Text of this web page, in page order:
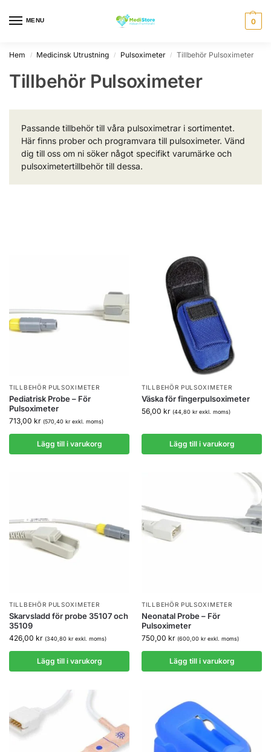
MENU 0
Hem / Medicinsk Utrustning / Pulsoximeter / Tillbehör Pulsoximeter
Tillbehör Pulsoximeter
Passande tillbehör till våra pulsoximetrar i sortimentet.
Här finns prober och programvara till pulsoximeter. Vänd
dig till oss om ni söker något specifikt varumärke och
pulsoximetertillbehör till dessa.
TILLBEHÖR PULSOXIMETER
Pediatrisk Probe – För
Pulsoximeter
713,00 kr (570,40 krexkl. moms)
Lägg till i varukorg
TILLBEHÖR PULSOXIMETER
Väska för fingerpulsoximeter
56,00 kr (44,80 krexkl. moms)
Lägg till i varukorg
TILLBEHÖR PULSOXIMETER
Skarvsladd för probe 35107 och
35109
426,00 kr (340,80 krexkl. moms)
Lägg till i varukorg
TILLBEHÖR PULSOXIMETER
Neonatal Probe – För
Pulsoximeter
750,00 kr (600,00 krexkl. moms)
Lägg till i varukorg